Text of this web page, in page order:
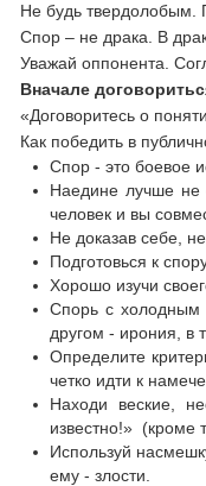
Не будь твердолобым.
Спор – не драка. В
Уважай оппонента.
Вначале
«Договоритесь о
Как победить в
Спор - это боевое
Наедине лучше не
человек и вы
Не доказав себе,
Подготовься к
Хорошо изучи
Спорь с холодным
другом - ирония, в
Определите
четко идти к
Находи веские,
известно!» (кроме
Используй
ему - злости.